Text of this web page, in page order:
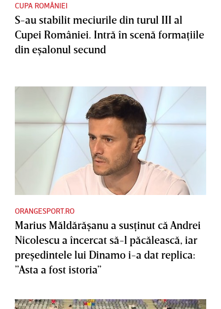
CUPA ROMÂNIEI
S-au stabilit meciurile din turul III al
Cupei României. Intră în scenă formaţiile
din eşalonul secund
ORANGESPORT.RO
Marius Măldărăşanu a susţinut că Andrei
Nicolescu a încercat să-l păcălească, iar
preşedintele lui Dinamo i-a dat replica:
”Asta a fost istoria”